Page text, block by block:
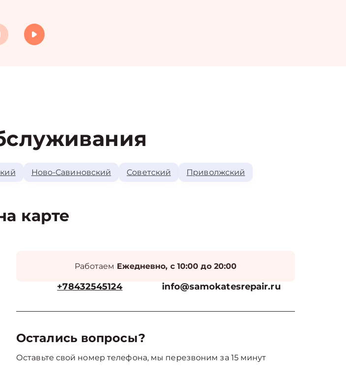
Ново-Савиновский Советский Приволжский
карте
Работаем Ежедневно, с 10:00 до 20:00
+78432545124 info@samokatesrepair.ru
Остались вопросы?
Оставьте свой номер телефона, мы перезвоним за 15 минут